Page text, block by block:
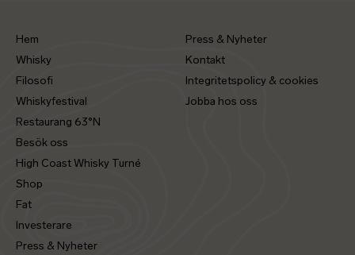
Hem
Whisky
Filosofi
Whiskyfestival
Restaurang 63°N
Besök oss
High Coast Whisky Turné
Shop
Fat
Investerare
Press & Nyheter
Press & Nyheter
Kontakt
Integritetspolicy & cookies
Jobba hos oss